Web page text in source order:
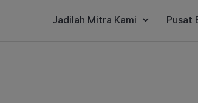
Jadilah Mitra Kami Pusat